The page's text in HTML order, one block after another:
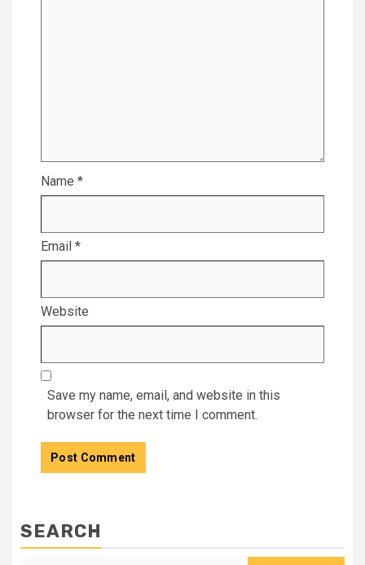
Name *
Email *
Website
Save my name, email, and website in this
browser for the next time I comment.
SEARCH